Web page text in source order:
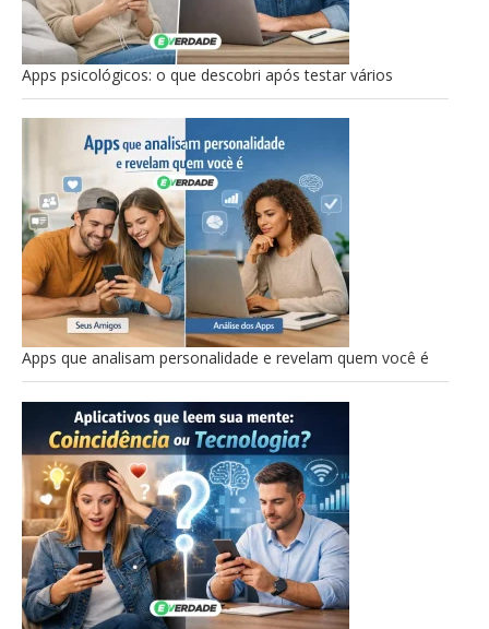
Apps psicológicos: o que descobri após testar vários
Apps que analisam personalidade e revelam quem você é